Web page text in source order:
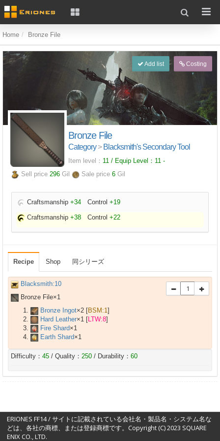
Home Bronze File
Add list Costing
Bronze File
Category> Blacksmith's Secondary Tool
Item level： 11 / Equip Level： 11 -
Sell price 296 Gil Sale price 6 Gil
Craftsmanship +34 Control +19
Craftsmanship +38 Control +22
Recipe Shop 同シリーズ
Blacksmith:10
Bronze File×1
Bronze Ingot×2 [BSM:1]
Hard Leather×1 [LTW:8]
Fire Shard×1
Earth Shard×1
Difficulty： 45 / Quality： 250 / Durability： 60
ERIONES FF14 / サイトに記載されている会社名・製品名・システム名な
どは、各社の商標、または登録商標です。Copyright (C) 2023 SQUARE
ENIX CO., LTD.